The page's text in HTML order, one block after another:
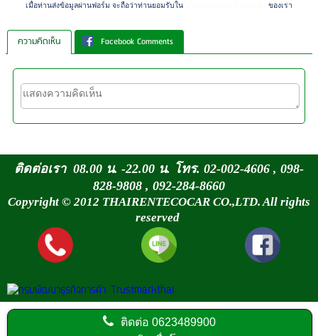
เมื่อท่านส่งข้อมูลผ่านฟอร์ม จะถือว่าท่านยอมรับในนโยบายความเป็นส่วนตัว ของเรา
ความคิดเห็น Facebook Comments
ติดต่อเรา 08.00 น. -22.00 น. โทร. 02-002-4606 , 098-
828-9808 , 092-284-8660
Copyright © 2012 THAIRENTECOCAR CO.,LTD. All rights
reserved
ติดต่อ0623489900